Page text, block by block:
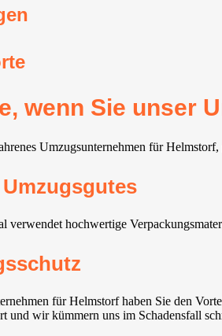
wenn Sie unser
Umzugsunternehmen für
verwendet hochwertige
für Helmstorf haben Sie den
und wir kümmern uns im Schadensfall